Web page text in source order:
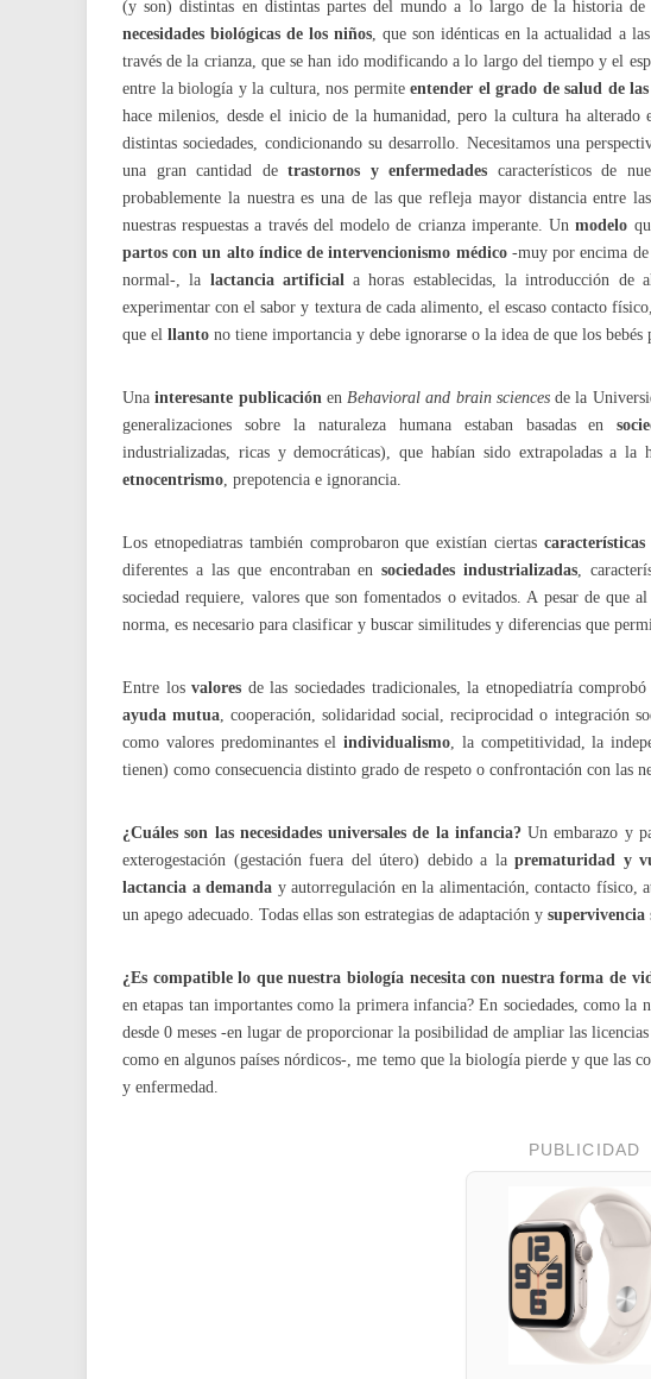
(y son) distintas en distintas partes del mundo a lo largo de la historia
necesidades biológicas de los niños, que son idénticas en la actualidad a
través de la crianza, que se han ido modificando a lo largo del tiempo y el
entre la biología y la cultura, nos permite entender el grado de salud de las
hace milenios, desde el inicio de la humanidad, pero la cultura ha
distintas sociedades, condicionando su desarrollo. Necesitamos una
una gran cantidad detrastornos y enfermedades característicos de
probablemente la nuestra es una de las que refleja mayor distancia entre
nuestras respuestas a través del modelo de crianza imperante. Unmodelo
partos con un alto índice de intervencionismo médico-muy por encima de
normal-, la lactancia artificiala horas establecidas, la introducción de
experimentar con el sabor y textura de cada alimento, el escaso contacto
que el llanto no tiene importancia y debe ignorarse o la idea de que los bebés
Unainteresante publicaciónenBehavioral and brain sciencesde la
generalizaciones sobre la naturaleza humana estaban basadas en
industrializadas, ricas y democráticas), que habían sido extrapoladas a
etnocentrismo, prepotencia e ignorancia.
Los etnopediatras también comprobaron que existían ciertascaracterísticas
diferentes a las que encontraban ensociedades industrializadas,
sociedad requiere, valores que son fomentados o evitados. A pesar de que
norma, es necesario para clasificar y buscar similitudes y diferencias que
Entre losvalores de las sociedades tradicionales, la etnopediatría
ayuda mutua, cooperación, solidaridad social, reciprocidad o integración
como valores predominantes el individualismo, la competitividad, la
tienen) como consecuencia distinto grado de respeto o confrontación con las
¿Cuáles son las necesidades universales de la infancia? Un embarazo y
exterogestación (gestación fuera del útero) debido a la prematuridad y
lactancia a demanda y autorregulación en la alimentación, contacto físico,
un apego adecuado. Todas ellas son estrategias de adaptación y supervivencia
¿Es compatible lo que nuestra biología necesita con nuestra forma de
en etapas tan importantes como la primera infancia? En sociedades, como la
desde 0 meses -en lugar de proporcionar la posibilidad de ampliar las licencias
como en algunos países nórdicos-, me temo que la biología pierde y que las
y enfermedad.
PUBLICIDAD